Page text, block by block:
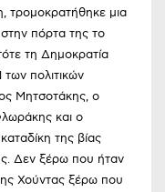
τρομοκρατήθηκε μια
πόρτα της το
τη Δημοκρατία
πολιτικών
Μητσοτάκης, ο
και ο
της βίας
Δεν ξέρω που ήταν
Χούντας ξέρω που